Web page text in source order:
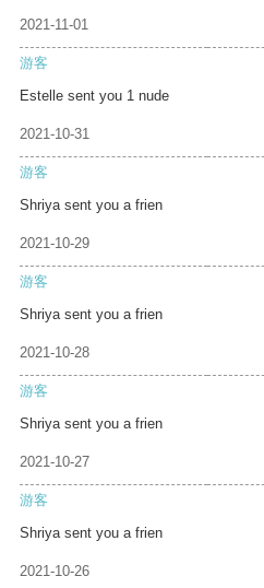
2021-11-01
游客
Estelle sent you 1 nude
2021-10-31
游客
Shriya sent you a frien
2021-10-29
游客
Shriya sent you a frien
2021-10-28
游客
Shriya sent you a frien
2021-10-27
游客
Shriya sent you a frien
2021-10-26